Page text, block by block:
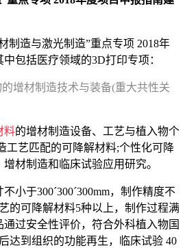
制造与激光制造”重点专项 2018年
包括医疗领域的3D打印专项：
增材制造技术与装备(重大共性关
料的增材制造设备、工艺与植入物个
工艺匹配的可降解材料;个性化可降
材制造和临床试验应用研究。
小于300´300´300mm，制作精度不
的可降解材料5种以上，制作过程满
过安全性评价，符合外科植入物国
达到组织的功能再生，临床试验 40